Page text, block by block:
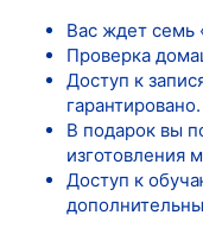
Вас ждет семь
Проверка
Доступ к
гарантировано.
В подарок вы
изготовления
Доступ к